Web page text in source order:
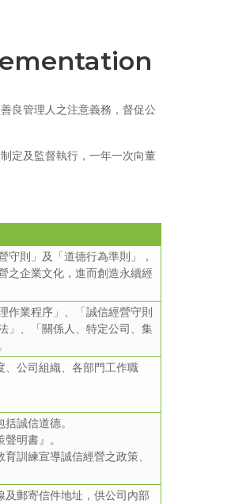
良管理人之注意義務，督促公
定及監督執行，一年一次向董
守則」及「道德行為準則」，
之企業文化，進而創造永續經
作業程序」、「誠信經營守則
」、「關係人、特定公司、集
公司組織、各部門工作職
誠信道德。
明書』。
訓練宣導誠信經營之政策、
郵寄信件地址，供公司內部